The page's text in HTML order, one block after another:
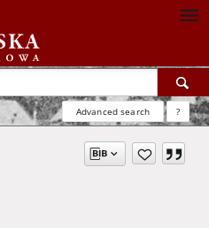
Advanced search ?